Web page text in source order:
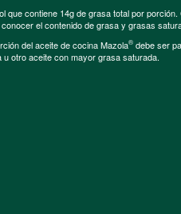
que contiene 14g de grasa total por
el contenido de grasa y grasas
del aceite de cocina Mazola® debe ser
otro aceite con mayor grasa saturada.